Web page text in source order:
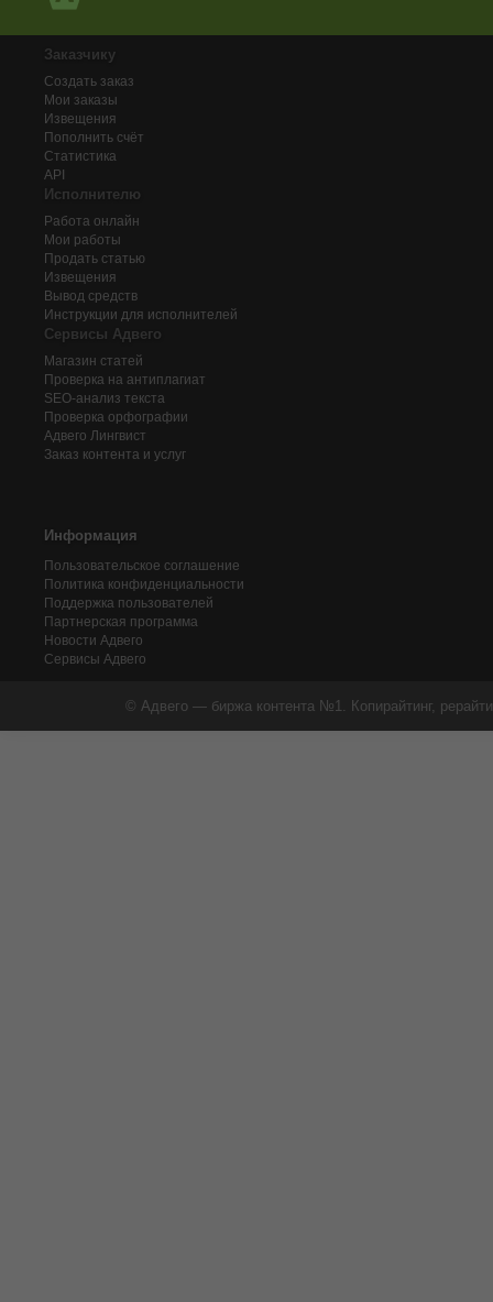
Заказчику
Создать заказ
Мои заказы
Извещения
Пополнить счёт
Статистика
API
Исполнителю
Работа онлайн
Мои работы
Продать статью
Извещения
Вывод средств
Инструкции для исполнителей
Сервисы Адвего
Магазин статей
Проверка на антиплагиат
SEO-анализ текста
Проверка орфографии
Адвего Лингвист
Заказ контента и услуг
Информация
Пользовательское соглашение
Политика конфиденциальности
Поддержка пользователей
Партнерская программа
Новости Адвего
Сервисы Адвего
© Адвего — биржа контента №1. Копирайтинг,